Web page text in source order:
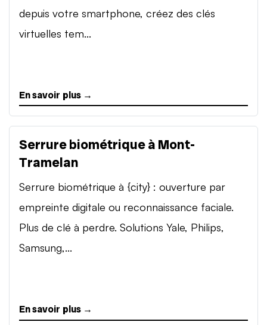
depuis votre smartphone, créez des clés
virtuelles tem...
En savoir plus →
Serrure biométrique à Mont-
Tramelan
Serrure biométrique à {city} : ouverture par
empreinte digitale ou reconnaissance faciale.
Plus de clé à perdre. Solutions Yale, Philips,
Samsung,...
En savoir plus →